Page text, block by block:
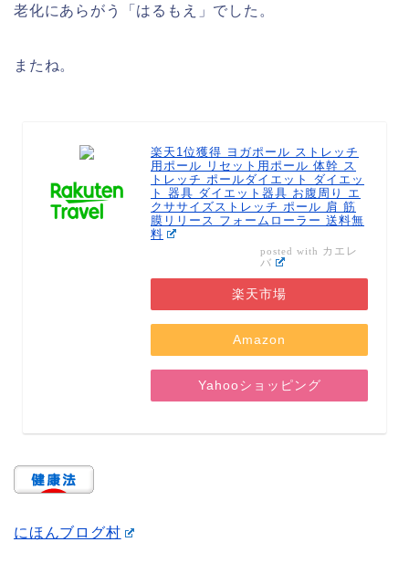
老化にあらがう「はるもえ」でした。
またね。
楽天1位獲得 ヨガポール ストレッチ
用ポール リセット用ポール 体幹 ス
トレッチ ポールダイエット ダイエッ
ト 器具 ダイエット器具 お腹周り エ
クササイズストレッチ ポール 肩 筋
膜リリース フォームローラー 送料無
料
posted with カエレ
バ
楽天市場
Amazon
Yahooショッピング
にほんブログ村